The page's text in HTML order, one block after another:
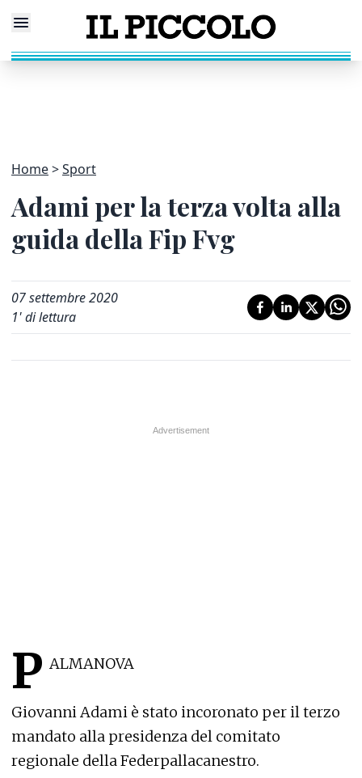
Home Sport
Adami per la terza volta alla
guida della Fip Fvg
07 settembre 2020
1' di lettura
P ALMANOVA
Giovanni Adami è stato incoronato per il terzo
mandato alla presidenza del comitato
regionale della Federpallacanestro.